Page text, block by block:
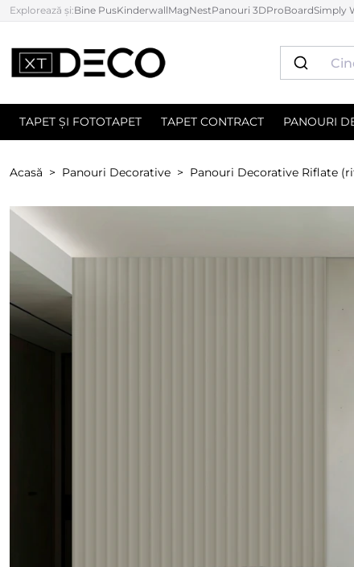
Explorează și:Bine PusKinderwallMagNestPanouri 3DProBoardSimply
TAPET ȘI FOTOTAPET TAPET CONTRACT PANOURI
Acasă Panouri Decorative Panouri Decorative Riflate